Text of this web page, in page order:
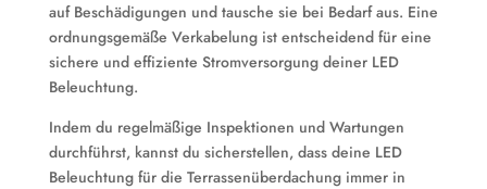
auf Beschädigungen und tausche sie bei Bedarf aus. Eine
ordnungsgemäße Verkabelung ist entscheidend für eine
sichere und effiziente Stromversorgung deiner LED
Beleuchtung.
Indem du regelmäßige Inspektionen und Wartungen
durchführst, kannst du sicherstellen, dass deine LED
Beleuchtung für die Terrassenüberdachung immer in